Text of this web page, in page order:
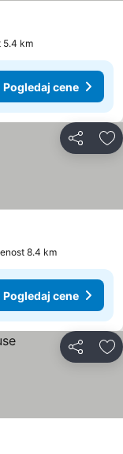
5.4 km
Pogledaj cene
Deli
8.4 km
Pogledaj cene
Deli